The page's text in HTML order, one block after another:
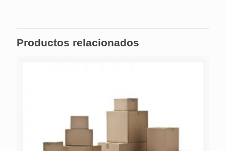
Productos relacionados